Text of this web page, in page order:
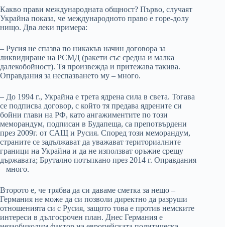
Какво прави международната общност? Първо, случаят
Украйна показа, че международното право е горе-долу
нищо. Два леки примера:
– Русия не спазва по никакъв начин договора за
ликвидиране на РСМД (ракети със средна и малка
далекобойност). Тя произвежда и притежава такива.
Оправдания за неспазването му – много.
– До 1994 г., Украйна е трета ядрена сила в света. Тогава
се подписва договор, с който тя предава ядрените си
бойни глави на РФ, като ангажиментите по този
меморандум, подписан в Будапеща, са препотвърдени
през 2009г. от САЩ и Русия. Според този меморандум,
страните се задължават да уважават териториалните
граници на Украйна и да не използват оръжие срещу
държавата; Брутално потъпкано през 2014 г. Оправдания
– много.
Второто е, че трябва да си даваме сметка за нещо –
Германия не може да си позволи директно да разруши
отношенията си с Русия, защото това е против немските
интереси в дългосрочен план. Днес Германия е